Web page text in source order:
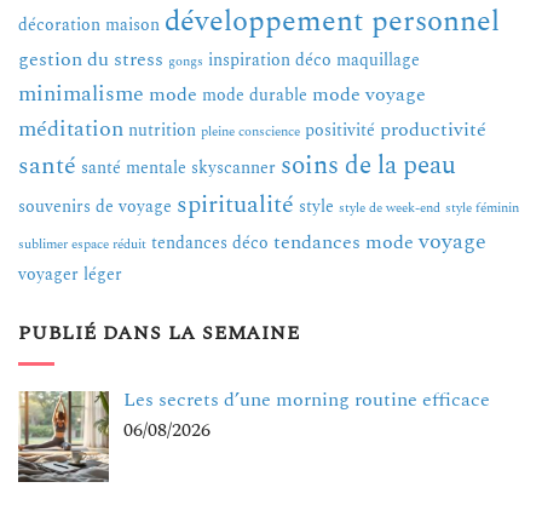
décoration maison développement personnel
gestion du stress gongs inspiration déco maquillage
minimalisme mode mode durable mode voyage
méditationnutrition pleine conscience positivité productivité
santé santé mentale skyscanner soins de la peau
souvenirs de voyage spiritualité style style de week-end style féminin
sublimer espace réduit tendances déco tendances mode voyage
voyager léger
PUBLIÉ DANS LA SEMAINE
Les secrets d’une morning routine efficace
06/08/2026